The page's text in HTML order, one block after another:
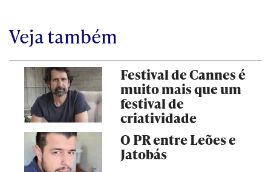
Veja também
Festival de Cannes é
muito mais que um
festival de
criatividade
O PR entre Leões e
Jatobás